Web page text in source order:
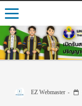
Toggle navigation
EZ Webmaster